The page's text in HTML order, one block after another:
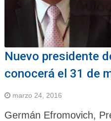
Nuevo presidente
conocerá el 31 de
marzo 24, 2016
Germán Efromovich,